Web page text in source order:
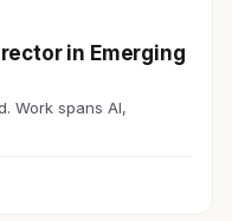
in Emerging
Work spans AI,